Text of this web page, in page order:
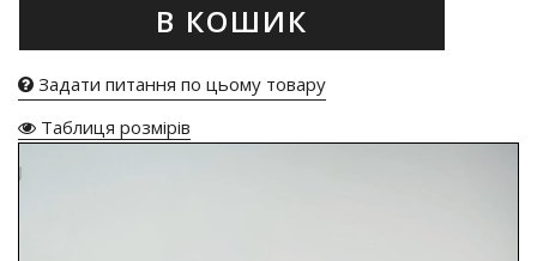
В КОШИК
Задати питання по цьому товару
Таблиця розмірів